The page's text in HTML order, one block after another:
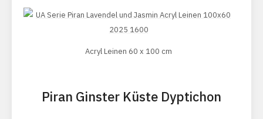
Acryl Leinen 60 x 100 cm
Piran Ginster Küste Dyptichon